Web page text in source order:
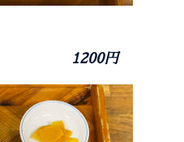
1200円